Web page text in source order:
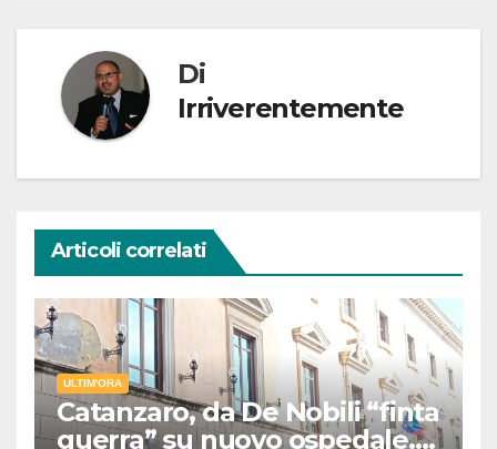
Di
Irriverentemente
Articoli correlati
ULTIM'ORA
Catanzaro, da De Nobili “finta
guerra” su nuovo ospedale.